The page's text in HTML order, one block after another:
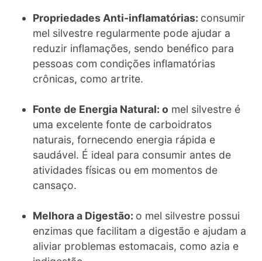
Propriedades Anti-inflamatórias: consumir
mel silvestre regularmente pode ajudar a
reduzir inflamações, sendo benéfico para
pessoas com condições inflamatórias
crônicas, como artrite.
Fonte de Energia Natural: o mel silvestre é
uma excelente fonte de carboidratos
naturais, fornecendo energia rápida e
saudável. É ideal para consumir antes de
atividades físicas ou em momentos de
cansaço.
Melhora a Digestão: o mel silvestre possui
enzimas que facilitam a digestão e ajudam a
aliviar problemas estomacais, como azia e